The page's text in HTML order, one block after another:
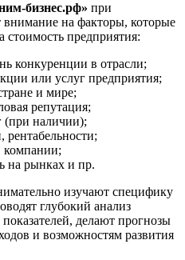
бизнес.рф» при
на факторы, которые
предприятия:
конкуренции в отрасли;
или услуг предприятия;
и мире;
репутация;
(при наличии);
рентабельности;
компании;
на рынках и пр.
изучают специфику
глубокий анализ
делают прогнозы
и возможностям развития